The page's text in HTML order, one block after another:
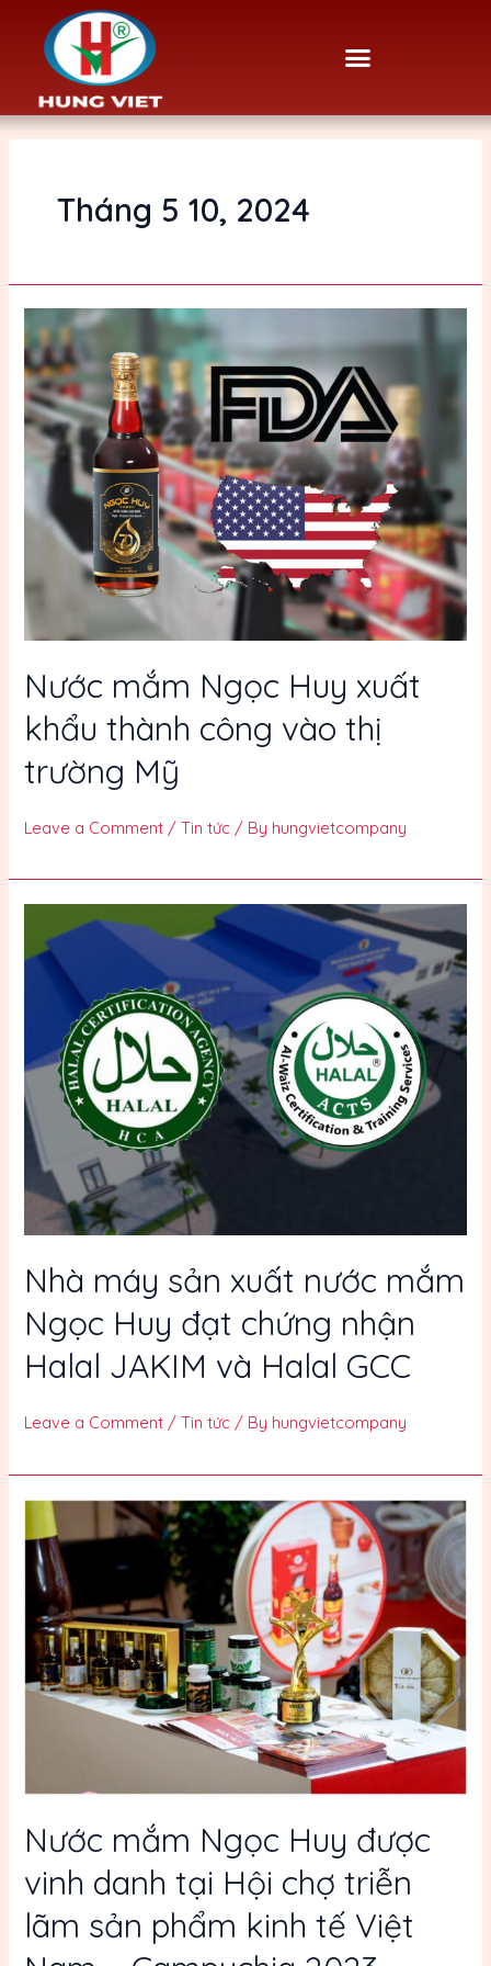
content
Menu
Tháng 5 10, 2024
Nước mắm Ngọc Huy xuất
khẩu thành công vào thị
trường Mỹ
Leave a Comment /Tin tức / By hungvietcompany
Nhà máy sản xuất nước mắm
Ngọc Huy đạt chứng nhận
Halal JAKIM và Halal GCC
Leave a Comment /Tin tức / By hungvietcompany
Nước mắm Ngọc Huy được
vinh danh tại Hội chợ triễn
lãm sản phẩm kinh tế Việt